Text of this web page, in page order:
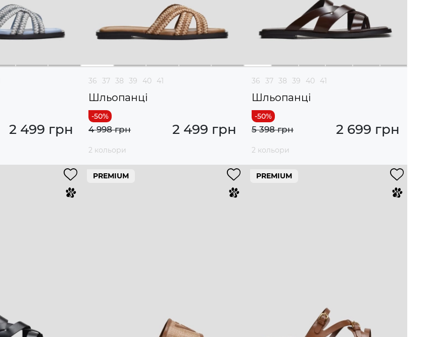
2 499 грн
36 37 38 39 40 41
Шльопанці
2 499 грн
4 998 грн
2 кольори
36 37 38 39 40 41
Шльопанці
2 699 грн
5 398 грн
2 кольори
PREMIUM PREMIUM